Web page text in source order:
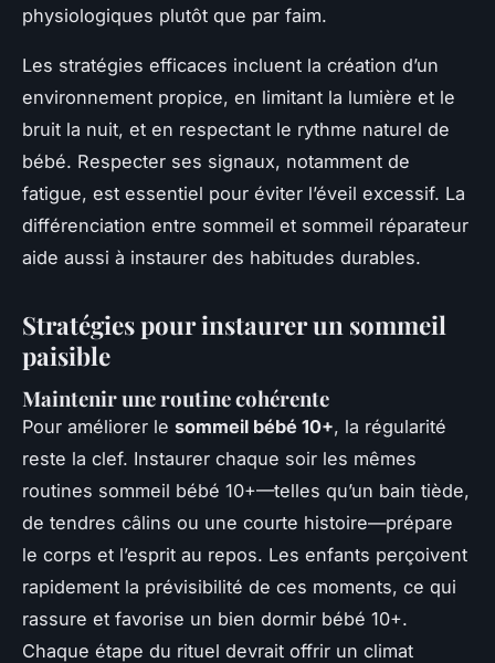
physiologiques plutôt que par faim.
Les stratégies efficaces incluent la création d’un
environnement propice, en limitant la lumière et le
bruit la nuit, et en respectant le rythme naturel de
bébé. Respecter ses signaux, notamment de
fatigue, est essentiel pour éviter l’éveil excessif. La
différenciation entre sommeil et sommeil réparateur
aide aussi à instaurer des habitudes durables.
Stratégies pour instaurer un sommeil
paisible
Maintenir une routine cohérente
Pour améliorer le sommeil bébé 10+, la régularité
reste la clef. Instaurer chaque soir les mêmes
routines sommeil bébé 10+—telles qu’un bain tiède,
de tendres câlins ou une courte histoire—prépare
le corps et l’esprit au repos. Les enfants perçoivent
rapidement la prévisibilité de ces moments, ce qui
rassure et favorise un bien dormir bébé 10+.
Chaque étape du rituel devrait offrir un climat